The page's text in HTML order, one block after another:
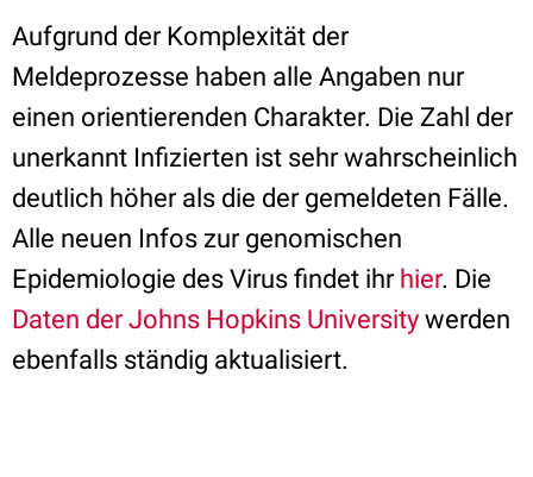
Aufgrund der Komplexität der
Meldeprozesse haben alle Angaben nur
einen orientierenden Charakter. Die Zahl der
unerkannt Infizierten ist sehr wahrscheinlich
deutlich höher als die der gemeldeten Fälle.
Alle neuen Infos zur genomischen
Epidemiologie des Virus findet ihr hier. Die
Daten der Johns Hopkins University werden
ebenfalls ständig aktualisiert.